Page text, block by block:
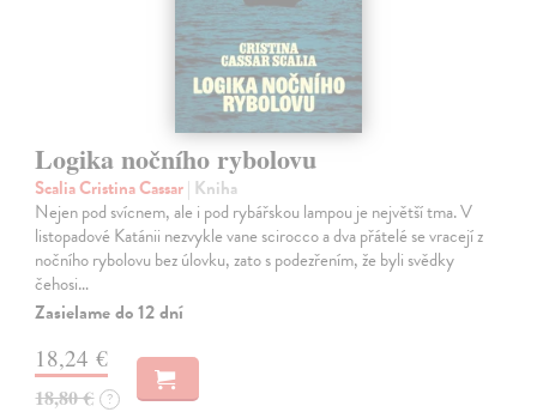
Logika nočního rybolovu
Scalia Cristina Cassar| Kniha
Nejen pod svícnem, ale i pod rybářskou lampou je největší tma. V
listopadové Katánii nezvykle vane scirocco a dva přátelé se vracejí z
nočního rybolovu bez úlovku, zato s podezřením, že byli svědky
čehosi…
Zasielame do 12 dní
18,24 €
18,80 € ?